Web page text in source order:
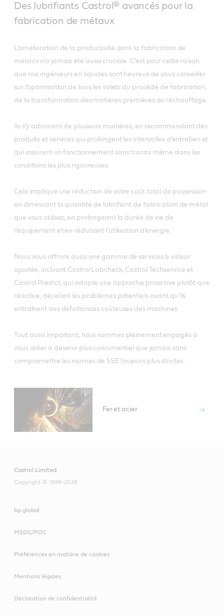
Des lubrifiants Castrol® avancés pour la
fabrication de métaux
L’amélioration de la productivité dans la fabrication de
métaux n’a jamais été aussi cruciale. C’est pour cette raison
que nos ingénieurs en liquides sont heureux de vous conseiller
sur l’optimisation de tous les volets du procédé de fabrication,
de la transformation des matières premières au réchauffage.
Ils s’y adonnent de plusieurs manières, en recommandant des
produits et services qui prolongent les intervalles d’entretien et
qui assurent un fonctionnement sans tracas même dans les
conditions les plus rigoureuses.
Cela implique une réduction de votre coût total de possession
en diminuant la quantité de lubrifiant de fabrication de métal
que vous utilisez, en prolongeant la durée de vie de
l’équipement et en réduisant l’utilisation d’énergie.
Nous vous offrons aussi une gamme de services à valeur
ajoutée, incluant Castrol Labcheck, Castrol Techservice et
Castrol Predict, qui adopte une approche proactive plutôt que
réactive, décelant les problèmes potentiels avant qu’ils
entraînent des défaillances coûteuses des machines.
Tout aussi important, nous sommes pleinement engagés à
vous aider à devenir plus concurrentiel que jamais sans
compromettre les normes de SSE toujours plus strictes.
Fer et acier
Castrol Limited
Copyright © 1999-2026
bp global
MSDS/PDS
Préférences en matière de cookies
Mentions légales
Déclaration de confidentialité